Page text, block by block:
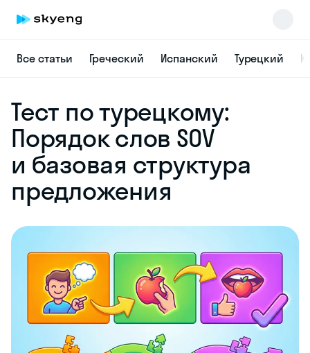
Все статьи Греческий Испанский Турецкий
Тест по турецкому:
Порядок слов SOV
и базовая структура
предложения
online